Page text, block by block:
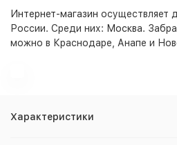
Интернет-магазин осуществляет
России. Среди них: Москва.
можно в Краснодаре, Анапе и
Характеристики